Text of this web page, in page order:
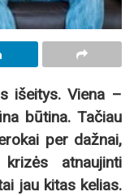
išeitys. Viena –
būtina. Tačiau
per dažnai,
atnaujinti
jau kitas kelias.